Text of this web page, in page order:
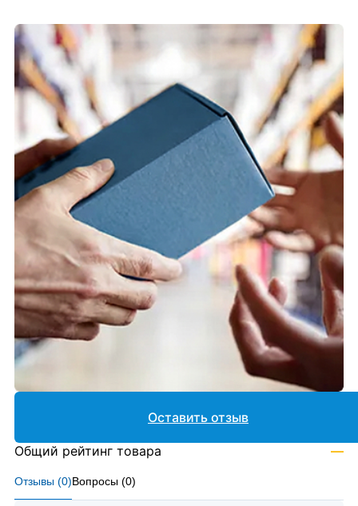
Отзывы (0)Вопросы (0)
Оставить отзыв
Общий рейтинг товара —